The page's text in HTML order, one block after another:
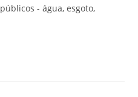
- água, esgoto,